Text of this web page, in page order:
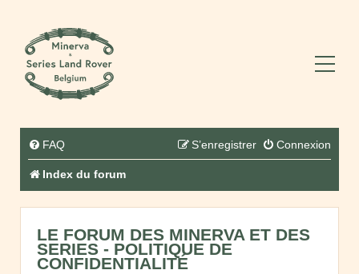
FAQ Connexion
S’enregistrer
Index du forum
LE FORUM DES MINERVA ET DES
SERIES - POLITIQUE DE
CONFIDENTIALITÉ